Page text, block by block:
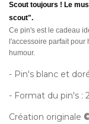
Scout toujours ! Le
scout".
Ce pin's est le cadeau
l'accessoire parfait
humour.
- Pin's blanc et
- Format du pin's :
Création originale